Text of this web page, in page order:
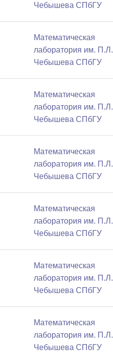
Чебышева СПбГУ
Математичеcкая
лаборатория им. П.Л.
Чебышева СПбГУ
Математичеcкая
лаборатория им. П.Л.
Чебышева СПбГУ
Математичеcкая
лаборатория им. П.Л.
Чебышева СПбГУ
Математичеcкая
лаборатория им. П.Л.
Чебышева СПбГУ
Математичеcкая
лаборатория им. П.Л.
Чебышева СПбГУ
Математичеcкая
лаборатория им. П.Л.
Чебышева СПбГУ